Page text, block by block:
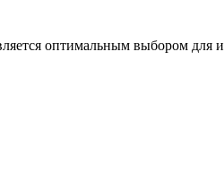
оптимальным выбором для